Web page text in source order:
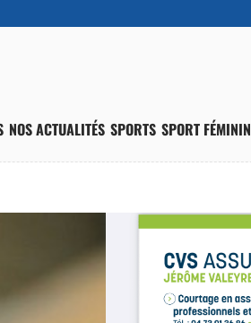
NOS ACTUALITÉS SPORTS SPORT FÉMININ